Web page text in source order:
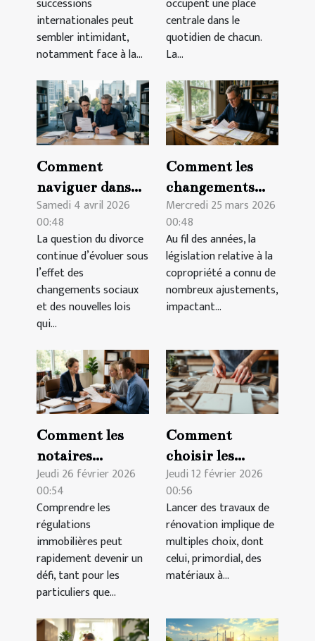
successions
internationales peut
sembler intimidant,
notamment face à la...
occupent une place
centrale dans le
quotidien de chacun.
La...
Comment
naviguer dans
les nouvelles
régulations de
divorce en 2026
?
Samedi 4 avril 2026
00:48
La question du divorce
continue d’évoluer sous
l’effet des
changements sociaux
et des nouvelles lois
qui...
Comment les
changements
récents
affectent-ils vos
droits en
copropriété?
Mercredi 25 mars 2026
00:48
Au fil des années, la
législation relative à la
copropriété a connu de
nombreux ajustements,
impactant...
Comment les
notaires
facilitent la
compréhension
des régulations
immobilières ?
Jeudi 26 février 2026
00:54
Comprendre les
régulations
immobilières peut
rapidement devenir un
défi, tant pour les
particuliers que...
Comment
choisir les
meilleurs
matériaux pour
vos travaux de
rénovation ?
Jeudi 12 février 2026
00:56
Lancer des travaux de
rénovation implique de
multiples choix, dont
celui, primordial, des
matériaux à...